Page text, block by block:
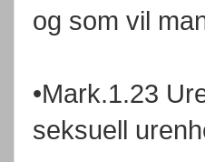
og som vil
•Mark.1.23
seksuell